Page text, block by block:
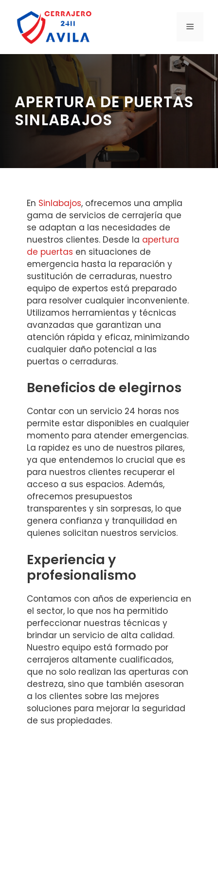
contenido
MENÚ
APERTURA DE PUERTAS
SINLABAJOS
En Sinlabajos, ofrecemos una amplia
gama de servicios de cerrajería que
se adaptan a las necesidades de
nuestros clientes. Desde la apertura
de puertas en situaciones de
emergencia hasta la reparación y
sustitución de cerraduras, nuestro
equipo de expertos está preparado
para resolver cualquier inconveniente.
Utilizamos herramientas y técnicas
avanzadas que garantizan una
atención rápida y eficaz, minimizando
cualquier daño potencial a las
puertas o cerraduras.
Beneficios de elegirnos
Contar con un servicio 24 horas nos
permite estar disponibles en cualquier
momento para atender emergencias.
La rapidez es uno de nuestros pilares,
ya que entendemos lo crucial que es
para nuestros clientes recuperar el
acceso a sus espacios. Además,
ofrecemos presupuestos
transparentes y sin sorpresas, lo que
genera confianza y tranquilidad en
quienes solicitan nuestros servicios.
Experiencia y
profesionalismo
Contamos con años de experiencia en
el sector, lo que nos ha permitido
perfeccionar nuestras técnicas y
brindar un servicio de alta calidad.
Nuestro equipo está formado por
cerrajeros altamente cualificados,
que no solo realizan las aperturas con
destreza, sino que también asesoran
a los clientes sobre las mejores
soluciones para mejorar la seguridad
de sus propiedades.